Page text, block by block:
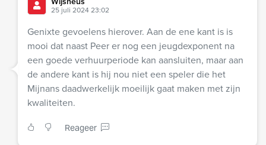
25 juli 2024 23:02
Genixte gevoelens hierover. Aan de ene kant is is
mooi dat naast Peer er nog een jeugdexponent na
een goede verhuurperiode kan aansluiten, maar aan
de andere kant is hij nou niet een speler die het
Mijnans daadwerkelijk moeilijk gaat maken met zijn
kwaliteiten.
Reageer